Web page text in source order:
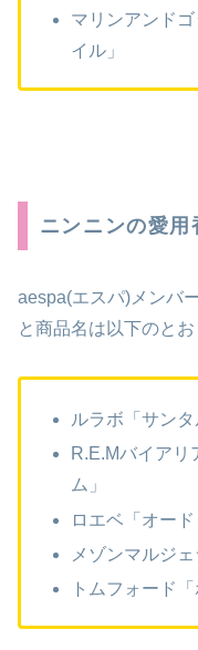
マリンアンド
イル」
ニンニンの愛用
aespa(エスパ)メンバ
と商品名は以下のと
ルラボ「サンタ
R.E.Mバイアリ
ム」
ロエベ「オード
メゾンマルジ
トムフォード